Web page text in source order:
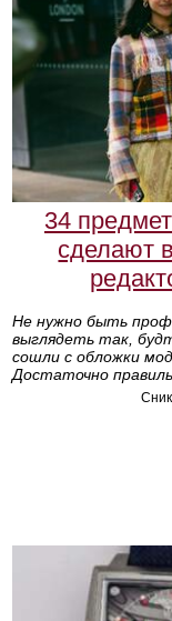
34
сделают
Не нужно быть
выглядеть так,
сошли с обложки
Достаточно